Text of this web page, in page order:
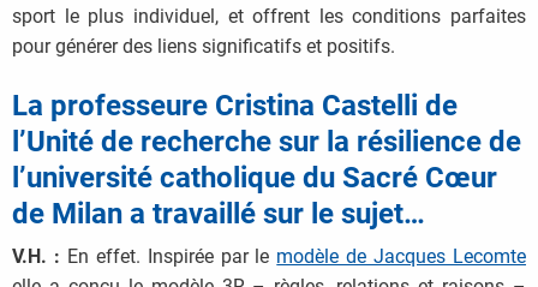
sport le plus individuel, et offrent les conditions parfaites
pour générer des liens significatifs et positifs.
La professeure Cristina Castelli de
l’Unité de recherche sur la résilience de
l’université catholique du Sacré Cœur
de Milan a travaillé sur le sujet…
V.H. : En effet. Inspirée par le modèle de Jacques Lecomte